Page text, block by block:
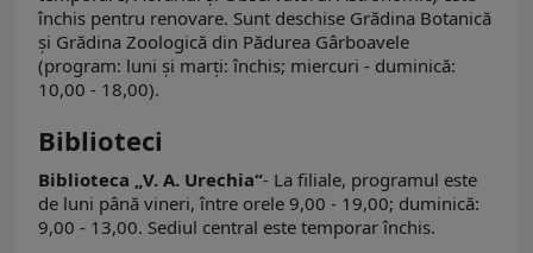
închis pentru renovare. Sunt deschise Grădina Botanică
şi Grădina Zoologică din Pădurea Gârboavele
(program: luni şi marţi: închis; miercuri - duminică:
10,00 - 18,00).
Biblioteci
Biblioteca „V. A. Urechia“- La filiale, programul este
de luni până vineri, între orele 9,00 - 19,00; duminică:
9,00 - 13,00. Sediul central este temporar închis.